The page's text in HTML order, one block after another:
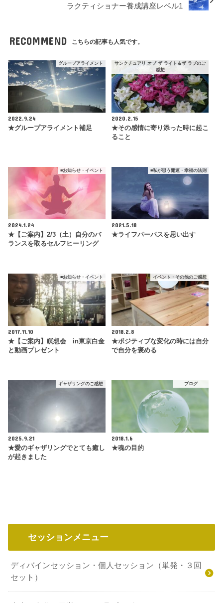
ラクティショナー養成講座レベル1
RECOMMEND こちらの記事も人気です。
グループアライメント
2022.9.24
★グループアライメント補足
サンクチュアリ オブ ザ ライト＆ザ ラブのご
感想
2020.2.15
★その感情に寄り添った時に起こ
ること
■お知らせ・イベント
2024.1.24
★【ご案内】2/3（土）自分のバ
ランスを取るセルフヒーリング
■私が思う開運・幸福の法則
2021.5.18
★ライフパーパスを思い出す
■お知らせ・イベント
2017.11.10
★【ご案内】瞑想会 in東京白金
と動画プレゼント
イベント・その他のご感想
2018.2.8
★ポジティブな変化の時には自分
で自分を褒める
ギャザリングのご感想
2025.9.21
★愛のギャザリングでとても癒し
が起きました
ブログ
2018.1.6
★魂の目的
セッションメニュー
ディバインセッション・個人セッション（単発・３回
セット）